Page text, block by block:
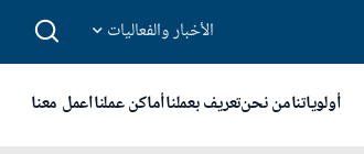
الأخبار والفعاليات
أولوياتنامن نحنتعريف بعملناأماكن عملنااعمل معنا